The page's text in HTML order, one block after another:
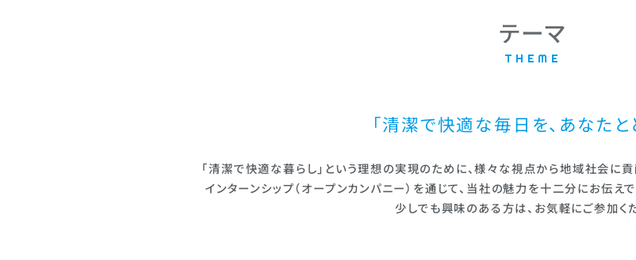
テーマ
THEME
「清潔で快適な毎日を、 あなたと
「清潔で快適な暮らし」という理想の実現のために、様々な視点から地域社会に
インターンシップ（オープンカンパニー）を通じて、当社の魅力を十二分にお伝え
少しでも興味のある方は、お気軽にご参加く